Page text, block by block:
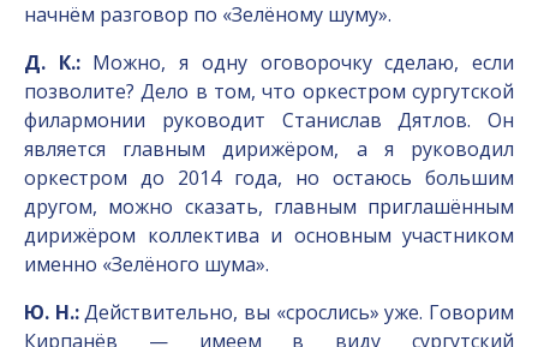
начнём разговор по «Зелёному шуму».
Д. К.:Можно, я одну оговорочку сделаю, если
позволите? Дело в том, что оркестром сургутской
филармонии руководит Станислав Дятлов. Он
является главным дирижёром, а я руководил
оркестром до 2014 года, но остаюсь большим
другом, можно сказать, главным приглашённым
дирижёром коллектива и основным участником
именно «Зелёного шума».
Ю. Н.:Действительно, вы «срослись» уже. Говорим
Кирпанёв — имеем в виду сургутский